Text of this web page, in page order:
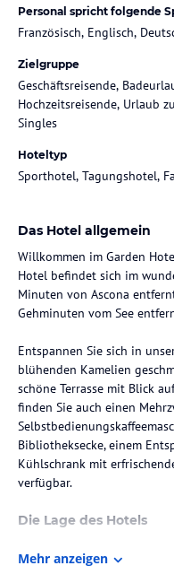
Personal spricht folgende
Französisch, Englisch,
Zielgruppe
Geschäftsreisende,
Hochzeitsreisende, Urlaub
Singles
Hoteltyp
Sporthotel, Tagungshotel,
Das Hotel allgemein
Willkommen im Garden
Hotel befindet sich im
Minuten von Ascona
Gehminuten vom See
Entspannen Sie sich in
blühenden Kamelien
schöne Terrasse mit Blick
finden Sie auch einen
Bibliotheksecke, einem
Kühlschrank mit
verfügbar.
Die Lage des Hotels
aber hoch genug, um den
Mehr anzeigen